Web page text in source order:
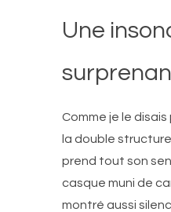
Une
Comme je le disais
la double
prend tout son
casque muni de
montré aussi